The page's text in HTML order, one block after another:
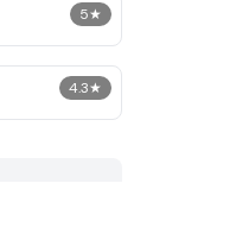
5★
4.3★